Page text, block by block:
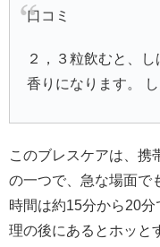
口コミ
２，３粒飲むと、
香りになります。
このブレスケアは、携
の一つで、急な場面で
時間は約15分から20
理の後にあるとホッと